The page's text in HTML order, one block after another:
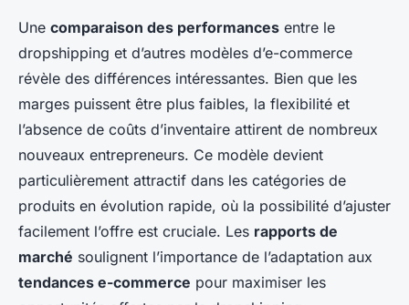
Une comparaison des performances entre le
dropshipping et d’autres modèles d’e-commerce
révèle des différences intéressantes. Bien que les
marges puissent être plus faibles, la flexibilité et
l’absence de coûts d’inventaire attirent de nombreux
nouveaux entrepreneurs. Ce modèle devient
particulièrement attractif dans les catégories de
produits en évolution rapide, où la possibilité d’ajuster
facilement l’offre est cruciale. Les rapports de
marché soulignent l’importance de l’adaptation aux
tendances e-commerce pour maximiser les